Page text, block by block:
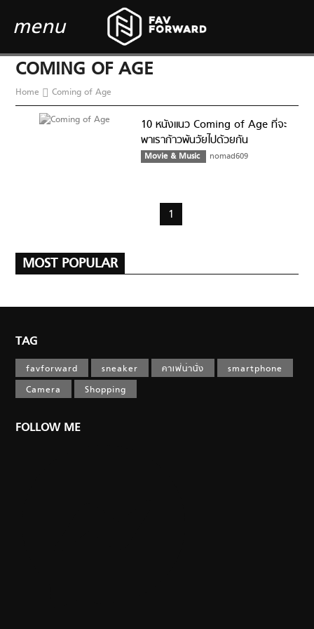
menu
COMING OF AGE
Home Coming of Age
10 หนังแนว Coming of Age ที่จะ
พาเราก้าวพ้นวัยไปด้วยกัน
Movie & Music nomad609
1
MOST POPULAR
TAG
favforward sneaker คาเฟ่น่านั่ง
smartphone
Camera
Shopping
FOLLOW ME